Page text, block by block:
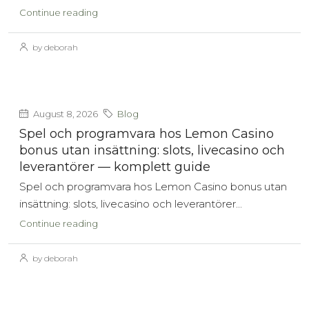
Continue reading
by deborah
August 8, 2026 Blog
Spel och programvara hos Lemon Casino
bonus utan insättning: slots, livecasino och
leverantörer — komplett guide
Spel och programvara hos Lemon Casino bonus utan
insättning: slots, livecasino och leverantörer...
Continue reading
by deborah